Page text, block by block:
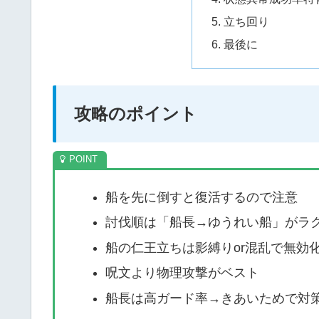
立ち回り
最後に
攻略のポイント
船を先に倒すと復活するので注意
討伐順は「船長→ゆうれい船」がラ
船の仁王立ちは影縛りor混乱で無効
呪文より物理攻撃がベスト
船長は高ガード率→きあいためで対